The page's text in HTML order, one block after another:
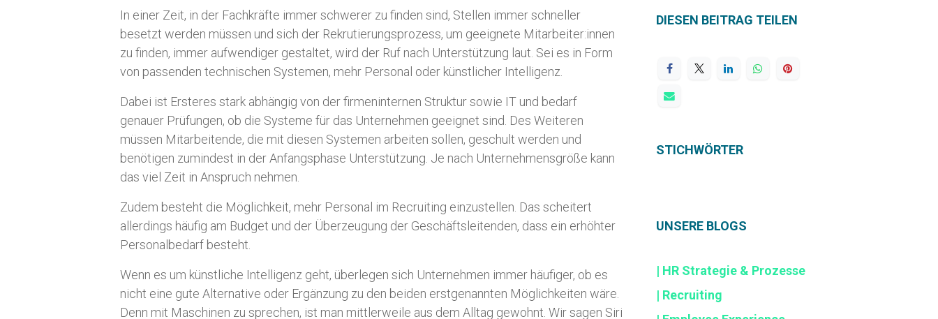
In einer Zeit, in der Fachkräfte immer schwerer zu finden sind, Stellen immer schneller
besetzt werden müssen und sich der Rekrutierungsprozess, um geeignete Mitarbeiter:innen
zu finden, immer aufwendiger gestaltet, wird der Ruf nach Unterstützung laut. Sei es in Form
von passenden technischen Systemen, mehr Personal oder künstlicher Intelligenz.
Dabei ist Ersteres stark abhängig von der firmeninternen Struktur sowie IT und bedarf
genauer Prüfungen, ob die Systeme für das Unternehmen geeignet sind. Des Weiteren
müssen Mitarbeitende, die mit diesen Systemen arbeiten sollen, geschult werden und
benötigen zumindest in der Anfangsphase Unterstützung. Je nach Unternehmensgröße kann
das viel Zeit in Anspruch nehmen.
Zudem besteht die Möglichkeit, mehr Personal im Recruiting einzustellen. Das scheitert
allerdings häufig am Budget und der Überzeugung der Geschäftsleitenden, dass ein erhöhter
Personalbedarf besteht.
Wenn es um künstliche Intelligenz geht, überlegen sich Unternehmen immer häufiger, ob es
nicht eine gute Alternative oder Ergänzung zu den beiden erstgenannten Möglichkeiten wäre.
Denn mit Maschinen zu sprechen, ist man mittlerweile aus dem Alltag gewohnt. Wir sagen Siri
DIESEN BEITRAG TEILEN
STICHWÖRTER
UNSERE BLOGS
| HR Strategie & Prozesse
| Recruiting